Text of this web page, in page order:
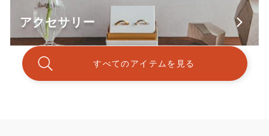
アクセサリー
すべてのアイテムを見る